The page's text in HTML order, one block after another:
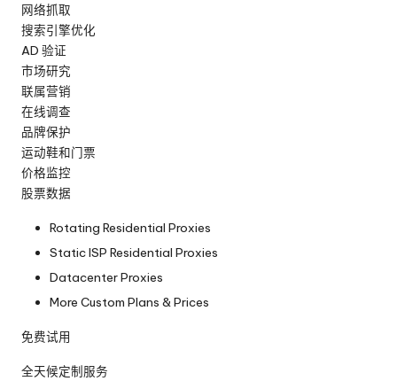
网络抓取
搜索引擎优化
AD 验证
市场研究
联属营销
在线调查
品牌保护
运动鞋和门票
价格监控
股票数据
Rotating Residential Proxies
Static ISP Residential Proxies
Datacenter Proxies
More Custom Plans & Prices
免费试用
全天候定制服务